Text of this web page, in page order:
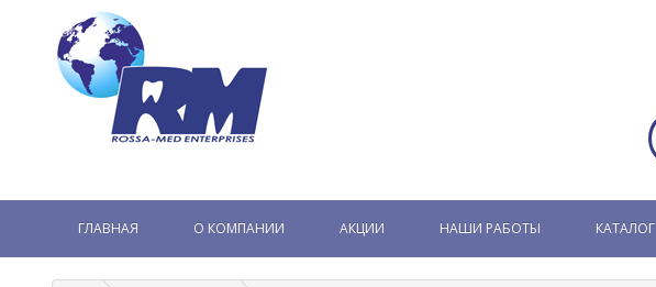
ГЛАВНАЯ О КОМПАНИИ АКЦИИ НАШИ РАБОТЫ КАТАЛОГ